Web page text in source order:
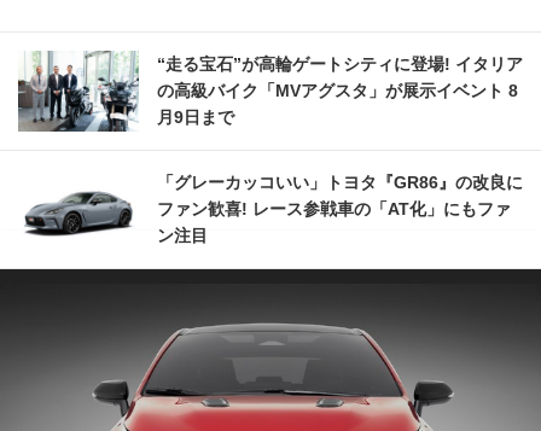
“走る宝石”が高輪ゲートシティに登場! イタリア
の高級バイク「MVアグスタ」が展示イベント 8
月9日まで
「グレーカッコいい」トヨタ『GR86』の改良に
ファン歓喜! レース参戦車の「AT化」にもファ
ン注目